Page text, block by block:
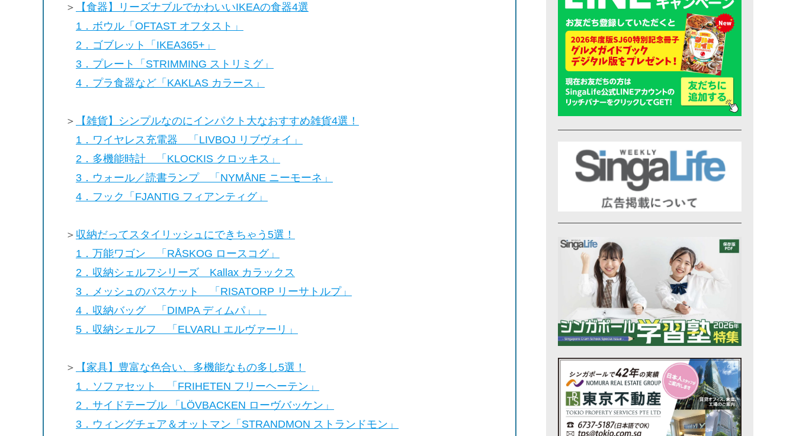
＞
【食器】リーズナブルでかわいいIKEAの食器4選
1．ボウル「OFTAST オフタスト」
2．ゴブレット「IKEA365+」
3．プレート「STRIMMING ストリミグ」
4．プラ食器など「KAKLAS カラース」
＞
【雑貨】シンプルなのにインパクト大なおすすめ雑貨4選！
1．ワイヤレス充電器 「LIVBOJ リブヴォイ」
2．多機能時計 「KLOCKIS クロッキス」
3．ウォール／読書ランプ 「NYMÅNE ニーモーネ」
4．フック「FJANTIG フィアンティグ」
＞ 収納だってスタイリッシュにできちゃう5選！
1．万能ワゴン 「RÅSKOG ロースコグ」
2．収納シェルフシリーズ Kallax カラックス
3．メッシュのバスケット 「RISATORP リーサトルプ」
4．収納バッグ 「DIMPA ディムパ」」
5．収納シェルフ 「ELVARLI エルヴァーリ」
＞
【家具】豊富な色合い、多機能なもの多し5選！
1．ソファセット 「FRIHETEN フリーヘーテン」
2．サイドテーブル 「LÖVBACKEN ローヴバッケン」
3．ウィングチェア＆オットマン「STRANDMON ストランドモン」